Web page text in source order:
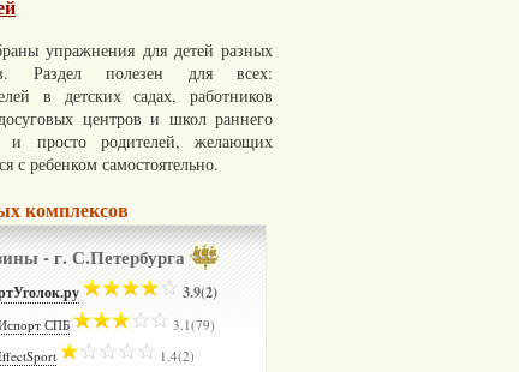
упражнения для детей разных
Раздел полезен для всех:
в детских садах, работников
центров и школ раннего
и просто родителей, желающих
с ребенком самостоятельно.
комплексов
- г. С.Петербурга
3.9(2)
СПБ­
3.1(79)
1.4(2)